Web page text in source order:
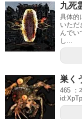
九死
具体的
いただ
んでい
し...
巣く
465 ：